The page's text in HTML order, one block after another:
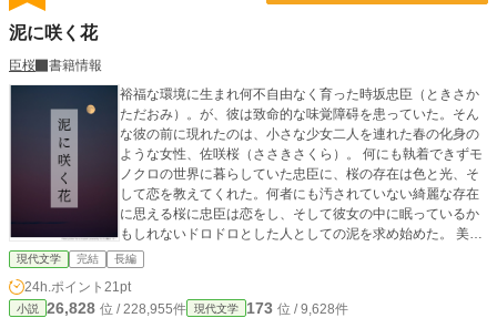
泥に咲く花
臣桜
書籍情報
裕福な環境に生まれ何不自由なく育った時坂忠臣（ときさか
ただおみ）。が、彼は致命的な味覚障碍を患っていた。そん
な彼の前に現れたのは、小さな少女二人を連れた春の化身の
ような女性、佐咲桜（ささきさくら）。 何にも執着できずモ
ノクロの世界に暮らしていた忠臣に、桜の存在は色と光、そ
して恋を教えてくれた。何者にも汚されていない綺麗な存在
に思える桜に忠臣は恋をし、そして彼女の中に眠っているか
もしれないドロドロとした人としての泥を求め始めた。 美し
く完璧であるように見える二人の美男美女の心の底にある、
人の泥とは。 ※ 表紙はかんたん表紙メーカーで作成しまし
た
現代文学 完結 長編
24h.ポイント 21pt
小説 26,828 位 / 228,955件 現代文学 173 位 / 9,628件